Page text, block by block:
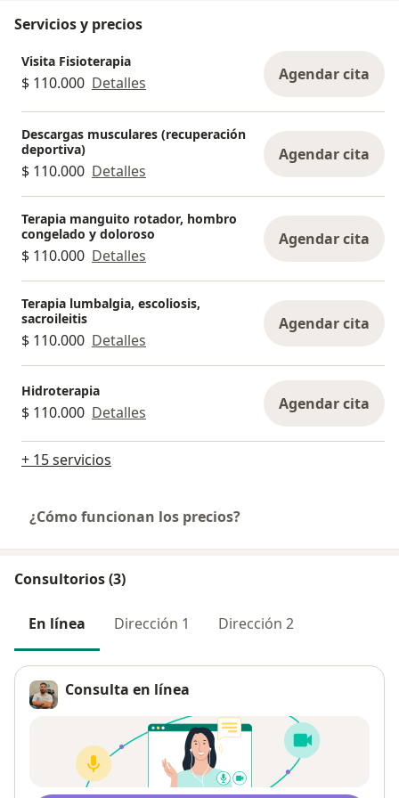
Servicios y precios
Visita Fisioterapia
$ 110.000 Detalles Agendar cita
Descargas musculares (recuperación
deportiva)
$ 110.000 Detalles
Agendar cita
Terapia manguito rotador, hombro
congelado y doloroso
$ 110.000 Detalles
Agendar cita
Terapia lumbalgia, escoliosis,
sacroileitis
$ 110.000 Detalles
Agendar cita
Hidroterapia
$ 110.000 Detalles Agendar cita
+ 15 servicios
¿Cómo funcionan los precios?
Consultorios (3)
En línea Dirección 1 Dirección 2
Consulta en línea